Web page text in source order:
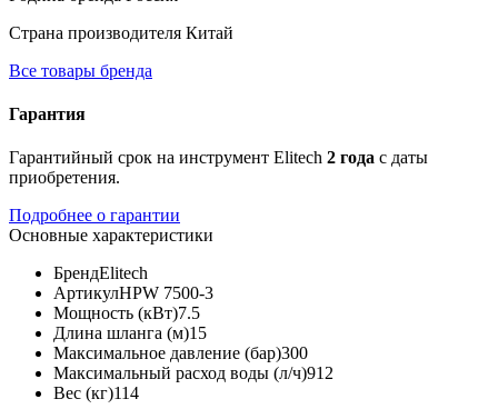
Страна производителя Китай
Все товары бренда
Гарантия
Гарантийный срок на инструмент Elitech 2 года с даты
приобретения.
Подробнее о гарантии
Основные характеристики
БрендElitech
АртикулHPW 7500-3
Мощность (кВт)7.5
Длина шланга (м)15
Максимальное давление (бар)300
Максимальный расход воды (л/ч)912
Вес (кг)114